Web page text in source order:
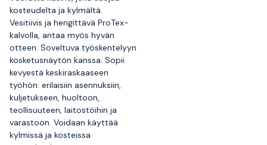
kosteudelta ja kylmältä.
Vesitiivis ja hengittävä ProTex-
kalvolla, antaa myös hyvän
otteen. Soveltuva työskentelyyn
kosketusnäytön kanssa. Sopii
kevyestä keskiraskaaseen
työhön: erilaisiin asennuksiin,
kuljetukseen, huoltoon,
teollisuuteen, laitostöihin ja
varastoon. Voidaan käyttää
kylmissä ja kosteissa